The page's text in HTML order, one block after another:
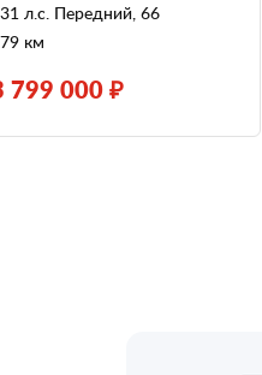
л.с. Передний, 66
км
799 000 ₽